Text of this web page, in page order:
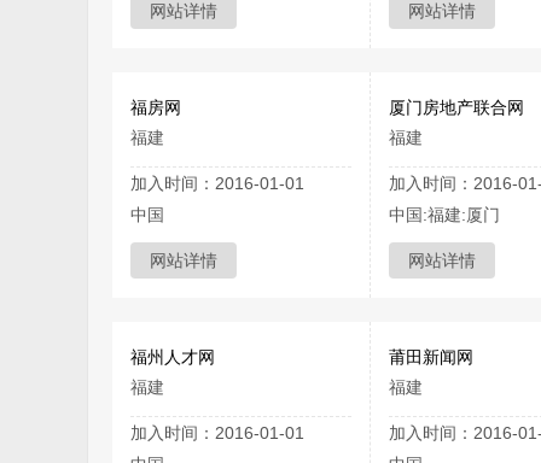
网站详情 网站详情
福房网
福建
加入时间：2016-01-01
中国
网站详情
厦门房地产联合网
福建
加入时间：2016-
中国:福建:厦门
网站详情
福州人才网
福建
加入时间：2016-01-01
莆田新闻网
福建
加入时间：2016-